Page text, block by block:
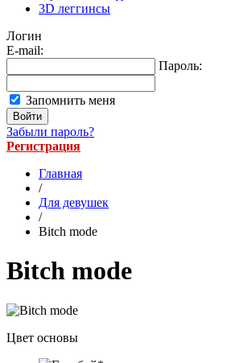
3D леггинсы
Логин
E-mail:
Пароль:
Запомнить меня
Забыли пароль?
Регистрация
Главная
/
Для девушек
/
Bitch mode
Bitch mode
Цвет основы